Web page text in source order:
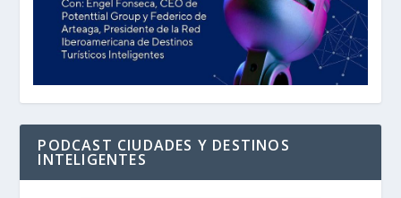
PODCAST CIUDADES Y DESTINOS
INTELIGENTES